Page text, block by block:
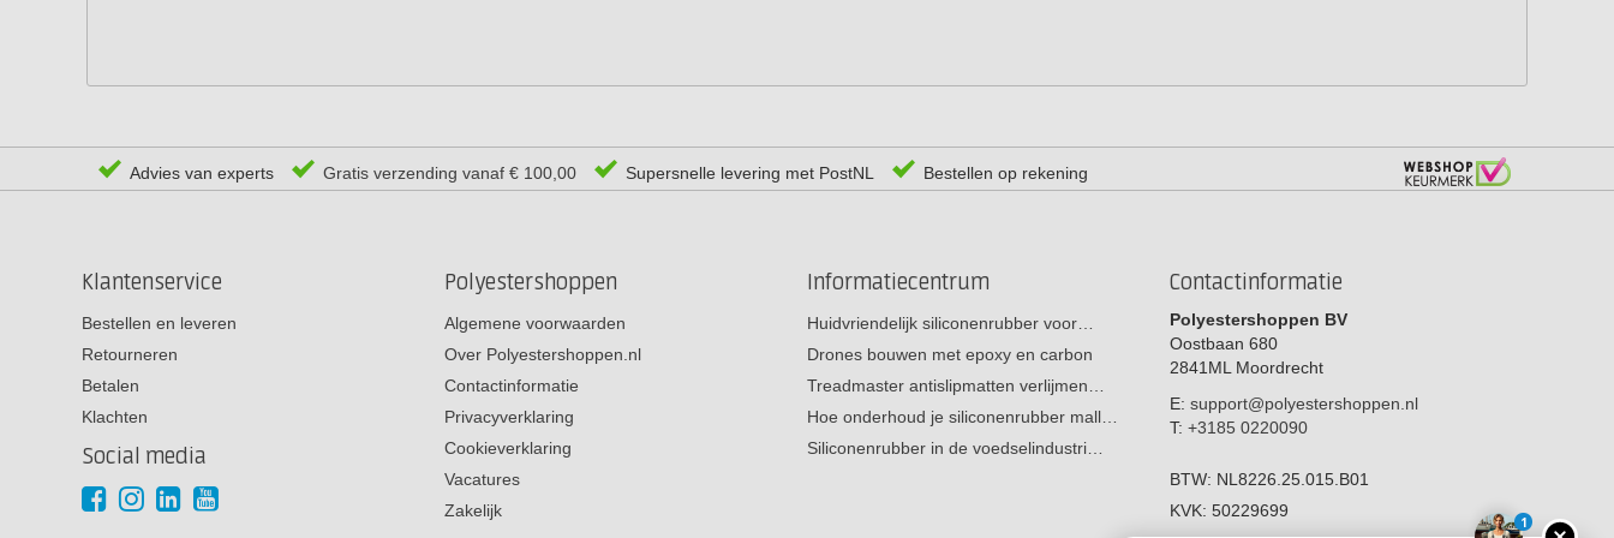
Advies van experts Gratis verzending vanaf € 100,00 Supersnelle levering met PostNL Bestellen op rekening
Klantenservice
Bestellen en leveren
Retourneren
Betalen
Klachten
Social media
Polyestershoppen
Algemene voorwaarden
Over Polyestershoppen.nl
Contactinformatie
Privacyverklaring
Cookieverklaring
Vacatures
Zakelijk
Informatiecentrum
Huidvriendelijk siliconenrubber voor…
Drones bouwen met epoxy en carbon
Treadmaster antislipmatten verlijmen…
Hoe onderhoud je siliconenrubber mall…
Siliconenrubber in de voedselindustri…
Contactinformatie
Polyestershoppen BV
Oostbaan 680
2841ML Moordrecht
E: support@polyestershoppen.nl
T: +3185 0220090
BTW: NL8226.25.015.B01
KVK: 50229699
1